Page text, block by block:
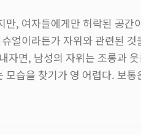
만, 여자들에게만 허락된 공간
얼이라든가 자위와 관련된
자면, 남성의 자위는 조롱과
모습을 찾기가 영 어렵다. 보
아이템으로 묘사되곤 한다. 이